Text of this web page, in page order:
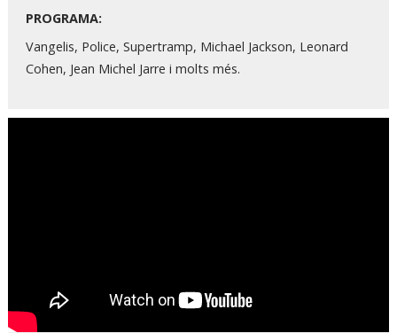
PROGRAMA:
Vangelis, Police, Supertramp, Michael Jackson, Leonard
Cohen, Jean Michel Jarre i molts més.